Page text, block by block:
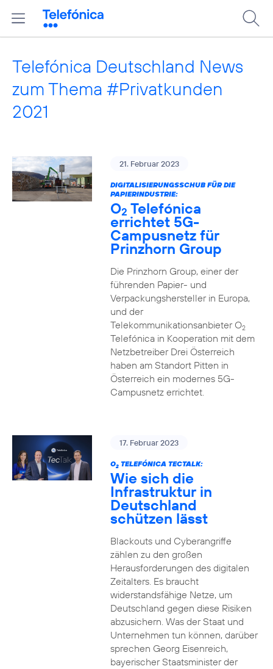
Telefónica Deutschland News
zum Thema #Privatkunden
2021
21. Februar 2023
DIGITALISIERUNGSSCHUB FÜR DIE
PAPIERINDUSTRIE:
O2 Telefónica
errichtet 5G-
Campusnetz für
Prinzhorn Group
Die Prinzhorn Group, einer der
führenden Papier- und
Verpackungshersteller in Europa,
und der
Telekommunikationsanbieter O2
Telefónica in Kooperation mit dem
Netzbetreiber Drei Österreich
haben am Standort Pitten in
Österreich ein modernes 5G-
Campusnetz errichtet.
17. Februar 2023
O2TELEFÓNICA TECTALK:
Wie sich die
Infrastruktur in
Deutschland
schützen lässt
Blackouts und Cyberangriffe
zählen zu den großen
Herausforderungen des digitalen
Zeitalters. Es braucht
widerstandsfähige Netze, um
Deutschland gegen diese Risiken
abzusichern. Was der Staat und
Unternehmen tun können, darüber
sprechen Georg Eisenreich,
bayerischer Staatsminister der